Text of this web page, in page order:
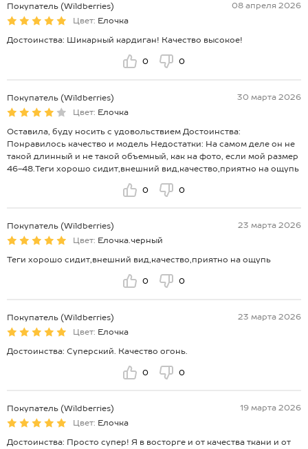
Покупатель (Wildberries)
08 апреля 2026
Цвет: Елочка
Достоинства: Шикарный кардиган! Качество высокое!
0 0
Покупатель (Wildberries)
30 марта 2026
Цвет: Елочка
Оставила, буду носить с удовольствием Достоинства:
Понравилось качество и модель Недостатки: На самом деле он не
такой длинный и не такой объемный, как на фото, если мой размер
46-48.Теги хорошо сидит,внешний вид,качество,приятно на ощупь
0 0
Покупатель (Wildberries)
23 марта 2026
Цвет: Елочка.черный
Теги хорошо сидит,внешний вид,качество,приятно на ощупь
0 0
Покупатель (Wildberries)
23 марта 2026
Цвет: Елочка
Достоинства: Суперский. Качество огонь.
0 0
Покупатель (Wildberries)
19 марта 2026
Цвет: Елочка
Достоинства: Просто супер! Я в восторге и от качества ткани и от